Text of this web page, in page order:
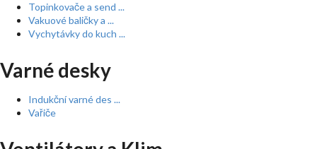
Topinkovače a send ...
Vakuové baličky a ...
Vychytávky do kuch ...
Varné desky
Indukční varné des ...
Vařiče